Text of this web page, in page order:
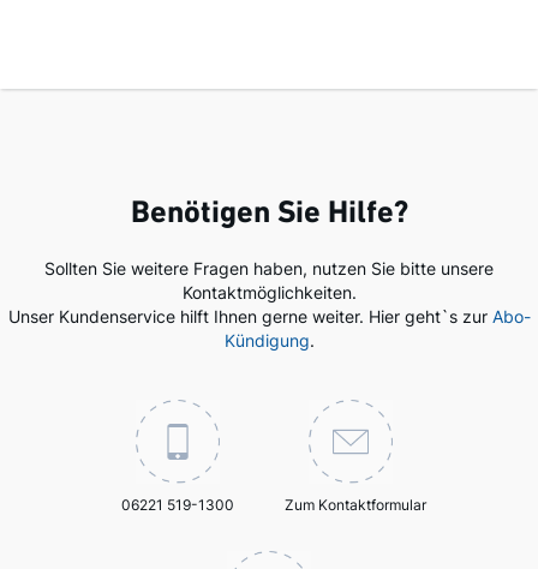
Benötigen Sie Hilfe?
Sollten Sie weitere Fragen haben, nutzen Sie bitte unsere
Kontaktmöglichkeiten.
Unser Kundenservice hilft Ihnen gerne weiter. Hier geht`s zur Abo-
Kündigung.
06221 519-1300 Zum Kontaktformular